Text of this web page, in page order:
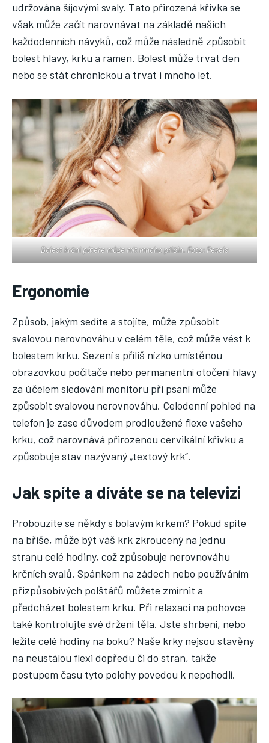
udržována šíjovými svaly. Tato přirozená křivka se
však může začít narovnávat na základě našich
každodenních návyků, což může následně způsobit
bolest hlavy, krku a ramen. Bolest může trvat den
nebo se stát chronickou a trvat i mnoho let.
Bolest krční páteře může mít mnoho příčin. Foto: Pexels
Ergonomie
Způsob, jakým sedíte a stojíte, může způsobit
svalovou nerovnováhu v celém těle, což může vést k
bolestem krku. Sezení s příliš nízko umístěnou
obrazovkou počítače nebo permanentní otočení hlavy
za účelem sledování monitoru při psaní může
způsobit svalovou nerovnováhu. Celodenní pohled na
telefon je zase důvodem prodloužené flexe vašeho
krku, což narovnává přirozenou cervikální křivku a
způsobuje stav nazývaný „textový krk“.
Jak spíte a díváte se na televizi
Probouzíte se někdy s bolavým krkem? Pokud spíte
na břiše, může být váš krk zkroucený na jednu
stranu celé hodiny, což způsobuje nerovnováhu
krčních svalů. Spánkem na zádech nebo používáním
přizpůsobivých polštářů můžete zmírnit a
předcházet bolestem krku. Při relaxaci na pohovce
také kontrolujte své držení těla. Jste shrbení, nebo
ležíte celé hodiny na boku? Naše krky nejsou stavěny
na neustálou flexi dopředu či do stran, takže
postupem času tyto polohy povedou k nepohodlí.